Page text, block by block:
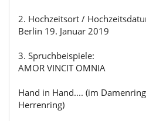
2. Hochzeitsort /
Berlin 19. Januar 2019
3. Spruchbeispiele:
AMOR VINCIT OMNIA
Hand in Hand.... (im
Herrenring)